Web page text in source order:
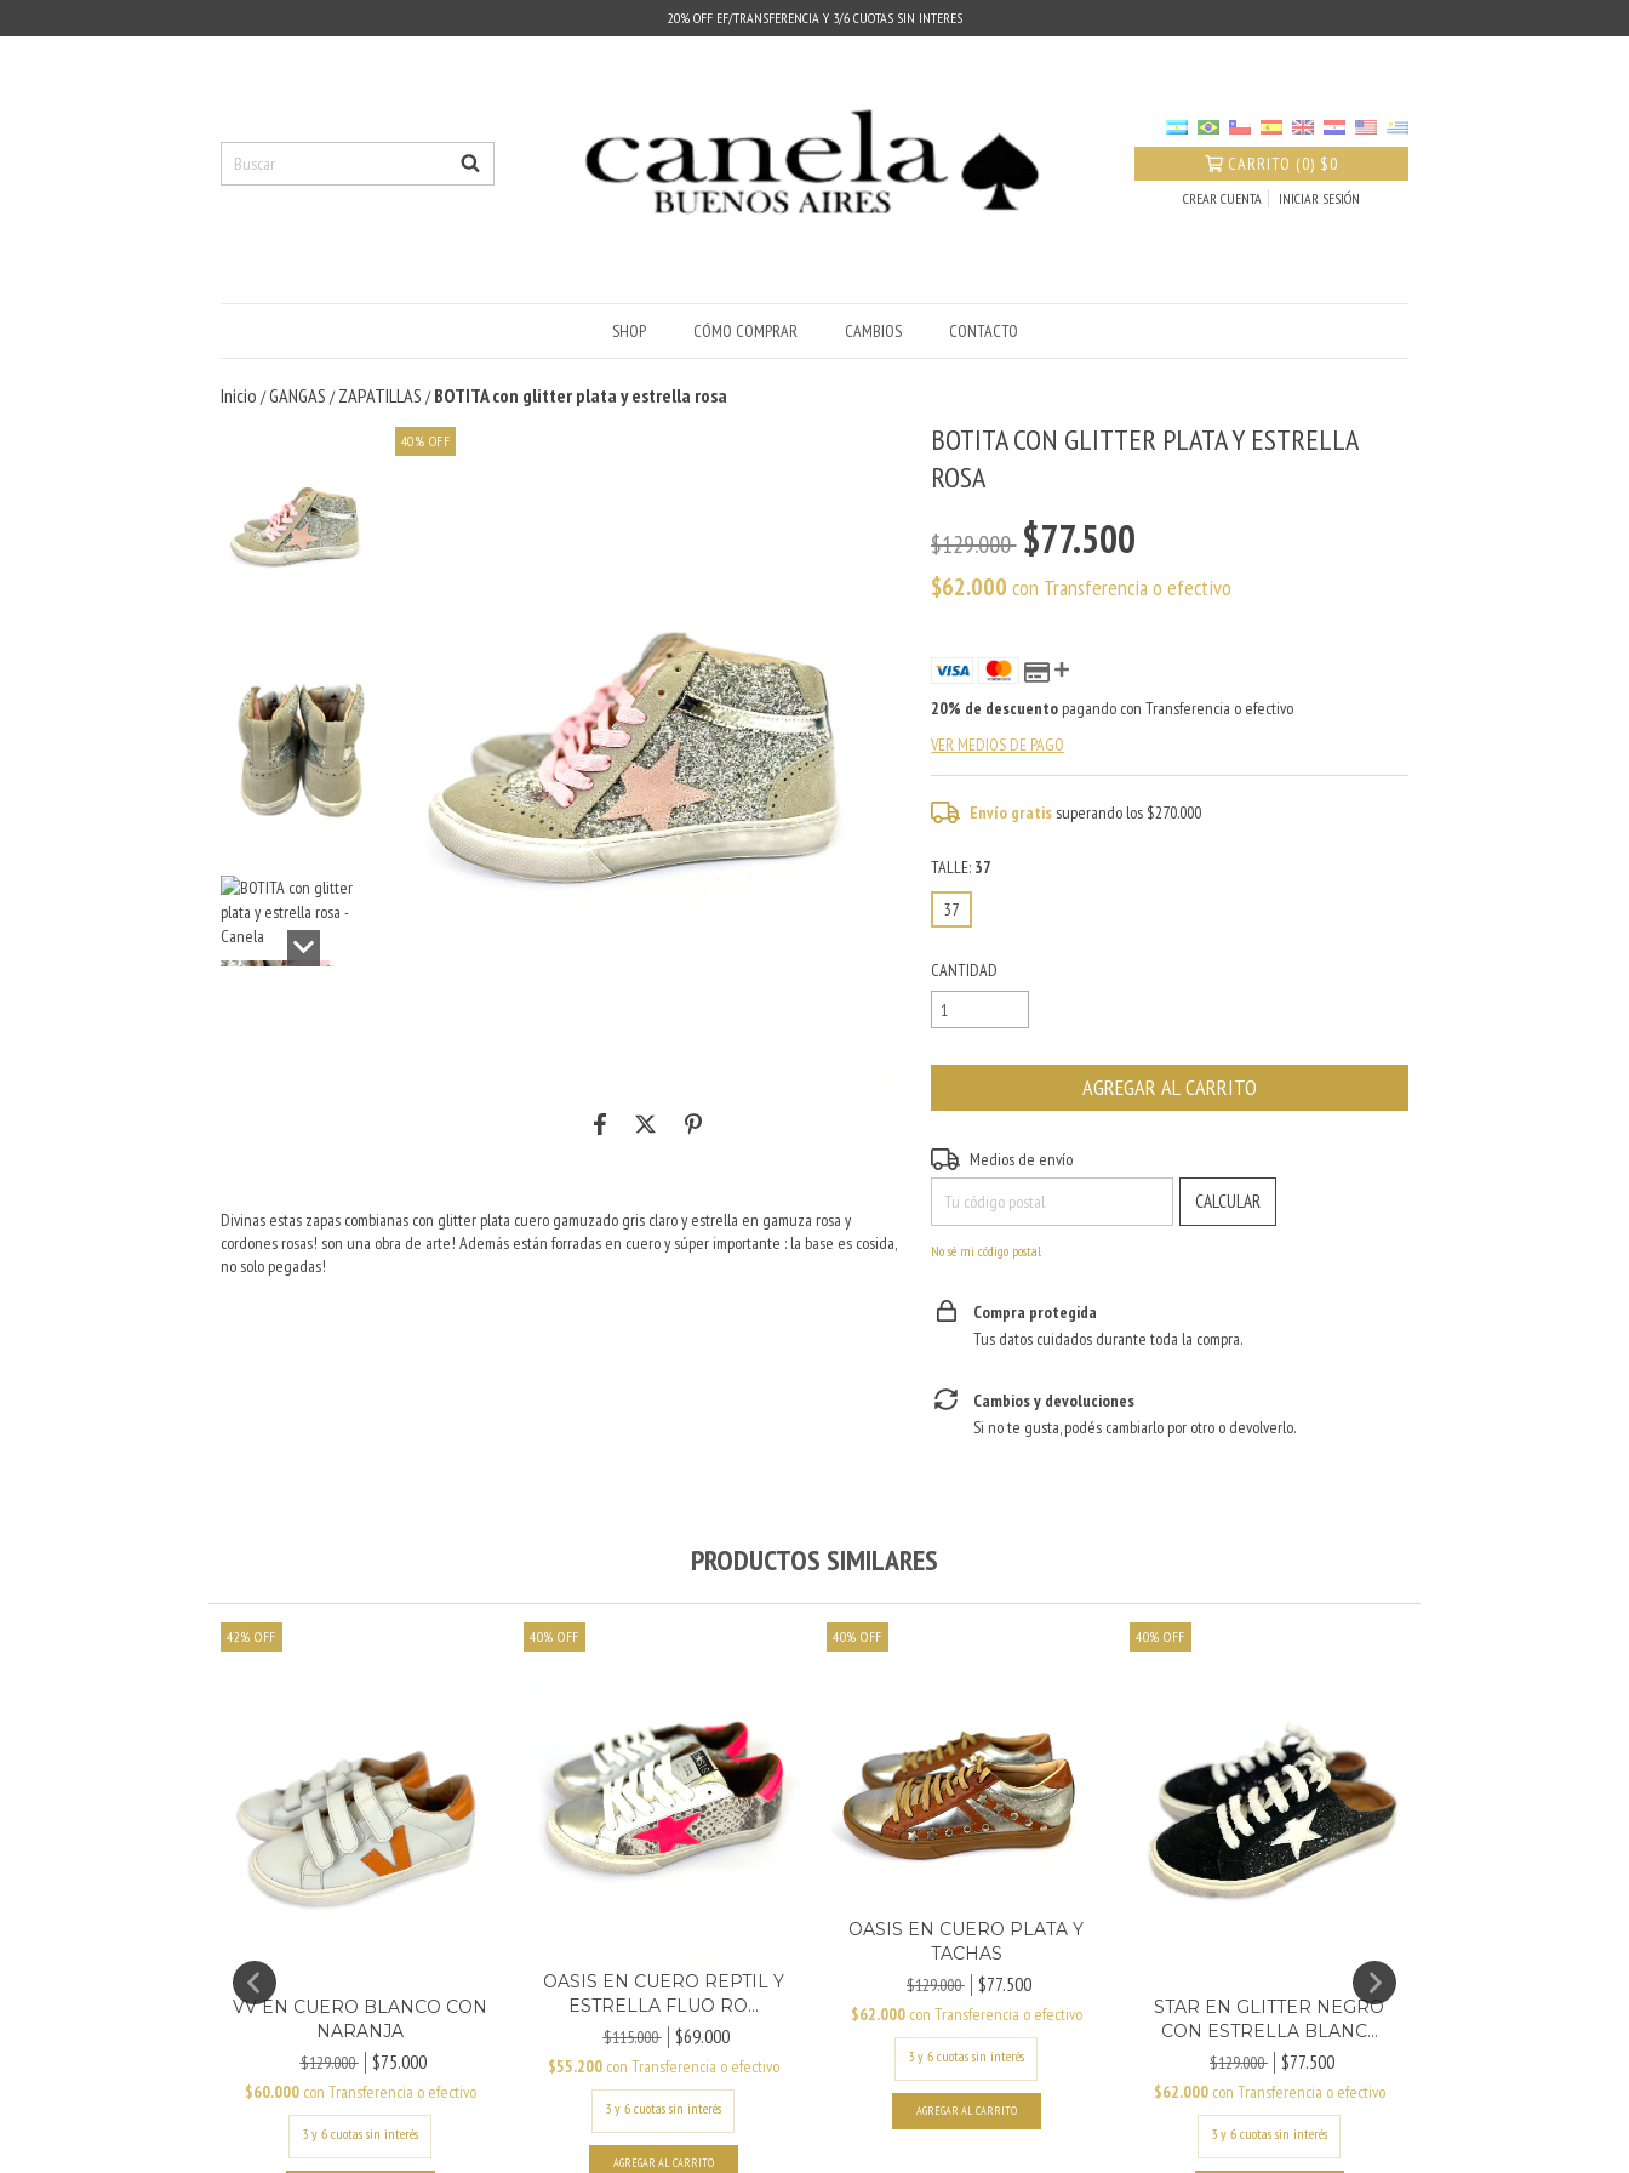
20% OFF EF/TRANSFERENCIA Y 3/6 CUOTAS SIN INTERES
CARRITO (0) $0
CREAR CUENTA INICIAR SESIÓN
SHOP CÓMO COMPRAR CAMBIOS CONTACTO
Inicio /GANGAS / ZAPATILLAS / BOTITA con glitter plata y estrella rosa
40% OFF
Divinas estas zapas combianas con glitter plata cuero gamuzado gris claro y estrella en gamuza rosa y
cordones rosas! son una obra de arte! Además están forradas en cuero y súper importante : la base es cosida,
no solo pegadas!
BOTITA CON GLITTER PLATA Y ESTRELLA
ROSA
$129.000 $77.500
$62.000con Transferencia o efectivo
20% de descuento pagando con Transferencia o efectivo
VER MEDIOS DE PAGO
Envío gratis superando los $270.000
TALLE: 37
37
CANTIDAD
Entregas para el CP:
Medios de envío
CALCULAR
No sé mi código postal
Compra protegida
Tus datos cuidados durante toda la compra.
Cambios y devoluciones
Si no te gusta, podés cambiarlo por otro o devolverlo.
PRODUCTOS SIMILARES
42% OFF
VV EN CUERO BLANCO CON
NARANJA
$129.000
$75.000
$60.000 con Transferencia o efectivo
40% OFF
OASIS EN CUERO REPTIL Y
ESTRELLA FLUO RO...
$115.000
$69.000
$55.200 con Transferencia o efectivo
AGREGAR AL CARRITO
40% OFF
OASIS EN CUERO PLATA Y
TACHAS
$129.000
$77.500
$62.000 con Transferencia o efectivo
AGREGAR AL CARRITO
40% OFF
STAR EN GLITTER NEGRO
CON ESTRELLA BLANC...
$129.000
$77.500
$62.000 con Transferencia o efectivo